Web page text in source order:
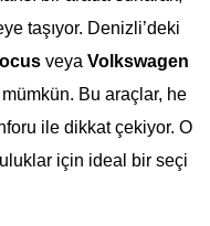
taşıyor. Denizli’deki
veya Volkswagen
Bu araçlar, he
ile dikkat çekiyor. O
için ideal bir seçi